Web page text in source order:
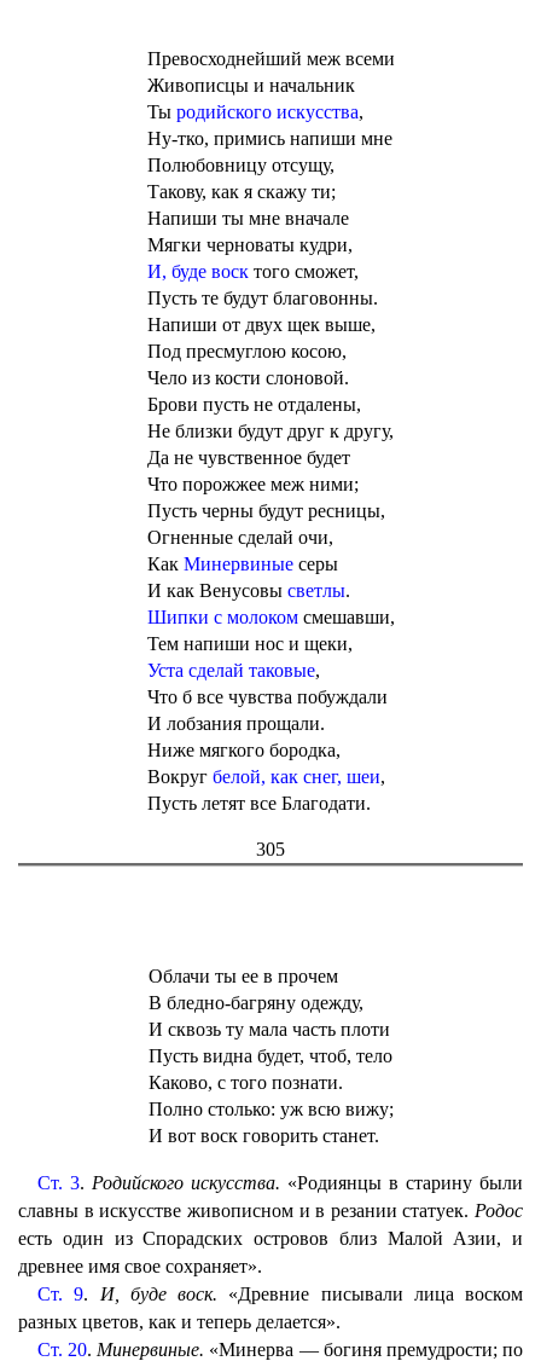
Превосходнейший меж всеми
Живописцы и начальник
Ты родийского искусства,
Ну-тко, примись напиши мне
Полюбовницу отсущу,
Такову, как я скажу ти;
Напиши ты мне вначале
Мягки черноваты кудри,
И, буде восктого сможет,
Пусть те будут благовонны.
Напиши от двух щек выше,
Под пресмуглою косою,
Чело из кости слоновой.
Брови пусть не отдалены,
Не близки будут друг к другу,
Да не чувственное будет
Что порожжее меж ними;
Пусть черны будут ресницы,
Огненные сделай очи,
Как Минервиныесеры
И как Венусовы светлы.
Шипки с молокомсмешавши,
Тем напиши нос и щеки,
Уста сделай таковые,
Что б все чувства побуждали
И лобзания прощали.
Ниже мягкого бородка,
Вокруг белой, как снег, шеи,
Пусть летят все Благодати.
305
Облачи ты ее в прочем
В бледно-багряну одежду,
И сквозь ту мала часть плоти
Пусть видна будет, чтоб, тело
Каково, с того познати.
Полно столько: уж всю вижу;
И вот воск говорить станет.
Ст. 3. Родийского искусства. «Родиянцы в старину были
славны в искусстве живописном и в резании статуек. Родос
есть один из Спорадских островов близ Малой Азии, и
древнее имя свое сохраняет».
Ст. 9. И, буде воск. «Древние писывали лица воском
разных цветов, как и теперь делается».
Ст. 20. Минервиные. «Минерва — богиня премудрости; по